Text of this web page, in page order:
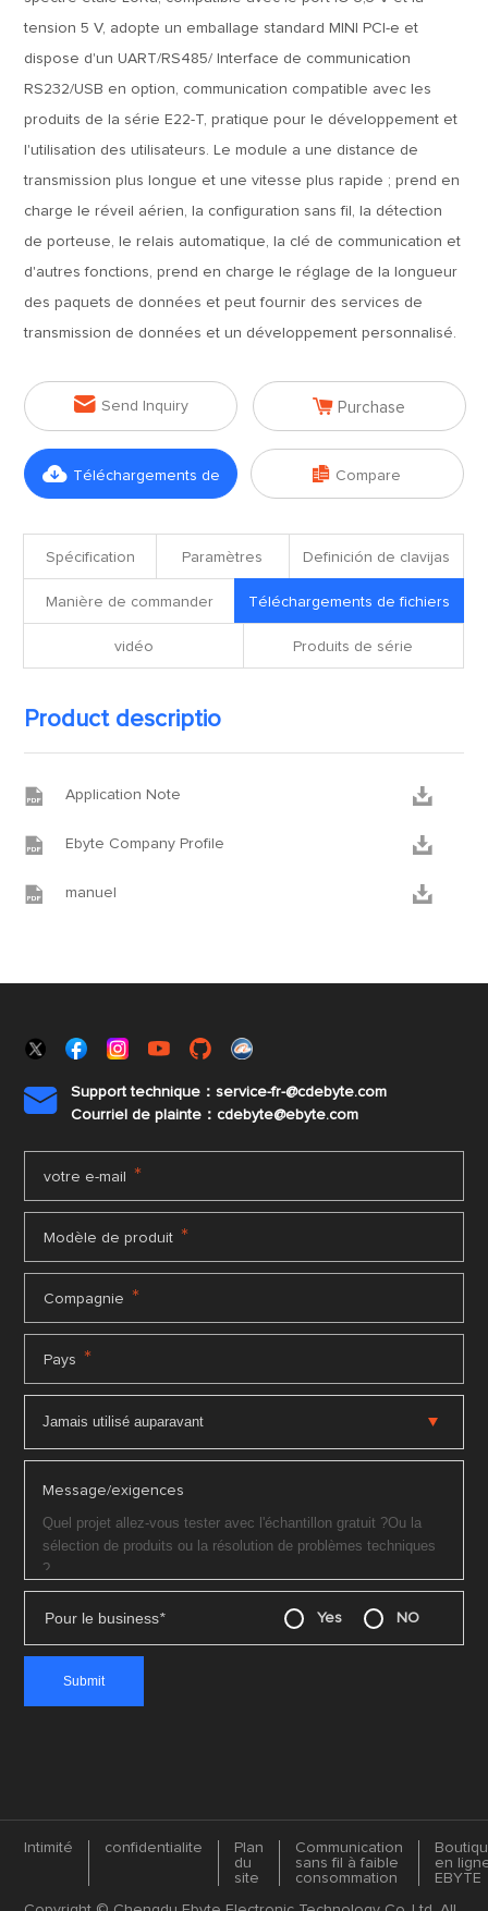
tension 5 V, adopte un emballage standard MINI PCI-e et
dispose d'un UART/RS485/ Interface de communication
RS232/USB en option, communication compatible avec les
produits de la série E22-T, pratique pour le développement et
l'utilisation des utilisateurs. Le module a une distance de
transmission plus longue et une vitesse plus rapide ; prend en
charge le réveil aérien, la configuration sans fil, la détection
de porteuse, le relais automatique, la clé de communication et
d'autres fonctions, prend en charge le réglage de la longueur
des paquets de données et peut fournir des services de
transmission de données et un développement personnalisé.
 Send Inquiry  Purchase
 Téléchargements de  Compare
Spécification Paramètres Definición de clavijas
Manière de commander Téléchargements de fichiers
vidéo Produits de série
Product descriptio
 Application Note 
 Ebyte Company Profile 
 manuel 

Support technique：service-fr-@cdebyte.com
Courriel de plainte：cdebyte@ebyte.com
votre e-mail *
Modèle de produit *
Compagnie *
Pays *
Message/exigences
Pour le business* Yes NO
Intimité confidentialite
Plan
du
site
Communication
sans fil à faible
consommation
en
EBYTE